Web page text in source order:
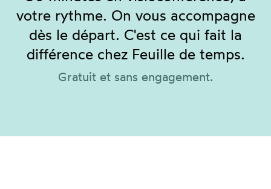
votre rythme. On vous accompagne
dès le départ. C'est ce qui fait la
différence chez Feuille de temps.
Gratuit et sans engagement.